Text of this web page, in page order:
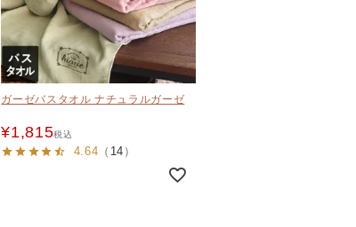
ガーゼバスタオル ナチュラルガーゼ
¥1,815税込
4.64 （ 14 ）